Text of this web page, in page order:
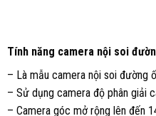
Tính năng camera nội soi
– Là mẫu camera nội soi đường
– Sử dụng camera độ phân giải
– Camera góc mở rộng lên đến